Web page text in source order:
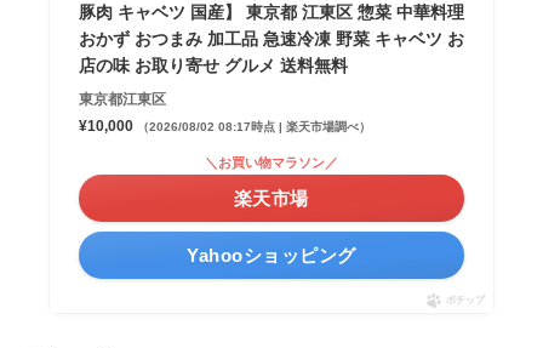
豚肉 キャベツ 国産】 東京都 江東区 惣菜 中華料理
おかず おつまみ 加工品 急速冷凍 野菜 キャベツ お
店の味 お取り寄せ グルメ 送料無料
東京都江東区
¥10,000
（2026/08/02 08:17時点 | 楽天市場調べ）
＼お買い物マラソン／
楽天市場
Yahooショッピング
ポチップ